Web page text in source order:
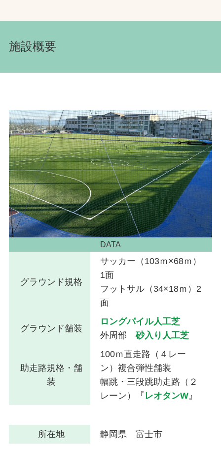
施設概要
DATA
グラウンド規格
サッカー（103ｍ×68ｍ）
1面
フットサル（34×18ｍ）2
面
グラウンド舗装
ロングパイル人工芝
外周部砂入り人工芝
助走路規格・舗
装
100ｍ直走路（４レー
ン）複合弾性舗装
幅跳・三段跳助走路（２
レーン）『 レオタンW』
所在地 静岡県 富士市